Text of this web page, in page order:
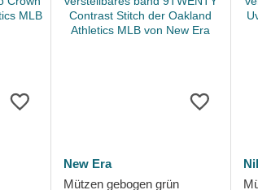
New Era
Mützen gebogen grün